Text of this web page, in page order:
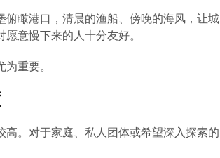
瞰港口，清晨的渔船、傍晚的海风，让城
意慢下来的人十分友好。
重要。
。对于家庭、私人团体或希望深入探索的